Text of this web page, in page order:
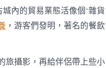
內的貿易業態活像個“雜貨
，游客們發明，著名的餐飲
旅攝影，再給伴侶帶上些小